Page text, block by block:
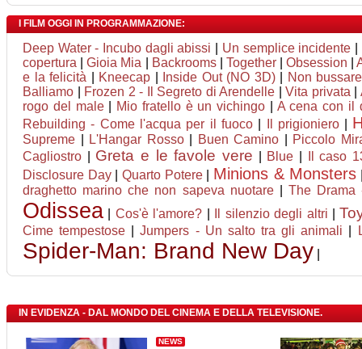
I FILM OGGI IN PROGRAMMAZIONE:
Deep Water - Incubo dagli abissi Un semplice incidente
copertura |Gioia Mia Backrooms| Together|Obsession |
e la felicità
Kneecap Inside Out (NO 3D)|
Non
Balliamo
Frozen 2 - Il Segreto di Arendelle |Vita privata
rogo del male| Mio fratello è un vichingo
A cena con il
Rebuilding - Come l'acqua per il fuoco| Il prigioniero|
Supreme L'Hangar Rosso| Buen Camino
Piccolo
Cagliostro
Greta e le favole vere Blue
Il caso
Disclosure Day|Quarto Potere| Minions & Monsters
draghetto marino che non sapeva nuotare| The Drama
Odissea Cos'è l'amore? Il silenzio degli altri |
Cime tempestose |Jumpers - Un salto tra gli animali
Spider-Man: Brand New Day
IN EVIDENZA - DAL MONDO DEL CINEMA E DELLA TELEVISIONE.
NEWS